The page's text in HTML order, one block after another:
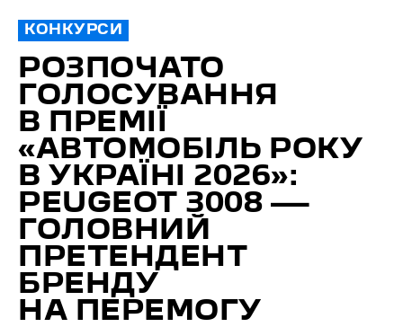
КОНКУРСИ
РОЗПОЧАТО
ГОЛОСУВАННЯ
В ПРЕМІЇ
«АВТОМОБІЛЬ РОКУ
В УКРАЇНІ 2026»:
PEUGEOT 3008 —
ГОЛОВНИЙ
ПРЕТЕНДЕНТ
БРЕНДУ
НА ПЕРЕМОГУ